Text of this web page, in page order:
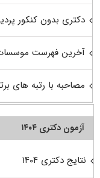
دکتری بدون کنکور
آخرین فهرست موسسات
مصاحبه با رتبه های
آزمون دکتری ۱۴۰۴
نتایج دکتری ۱۴۰۴